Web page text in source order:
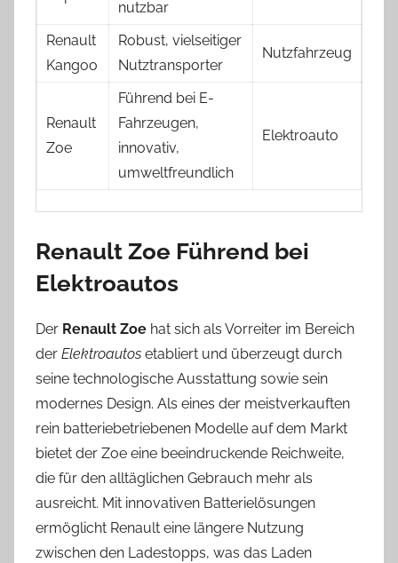
nutzbar
Renault
Kangoo
Robust, vielseitiger
Nutztransporter
Nutzfahrzeug
Renault
Zoe
Führend bei E-
Fahrzeugen,
innovativ,
umweltfreundlich
Elektroauto
Renault Zoe Führend bei
Elektroautos
Der Renault Zoe hat sich als Vorreiter im Bereich
der Elektroautos etabliert und überzeugt durch
seine technologische Ausstattung sowie sein
modernes Design. Als eines der meistverkauften
rein batteriebetriebenen Modelle auf dem Markt
bietet der Zoe eine beeindruckende Reichweite,
die für den alltäglichen Gebrauch mehr als
ausreicht. Mit innovativen Batterielösungen
ermöglicht Renault eine längere Nutzung
zwischen den Ladestopps, was das Laden